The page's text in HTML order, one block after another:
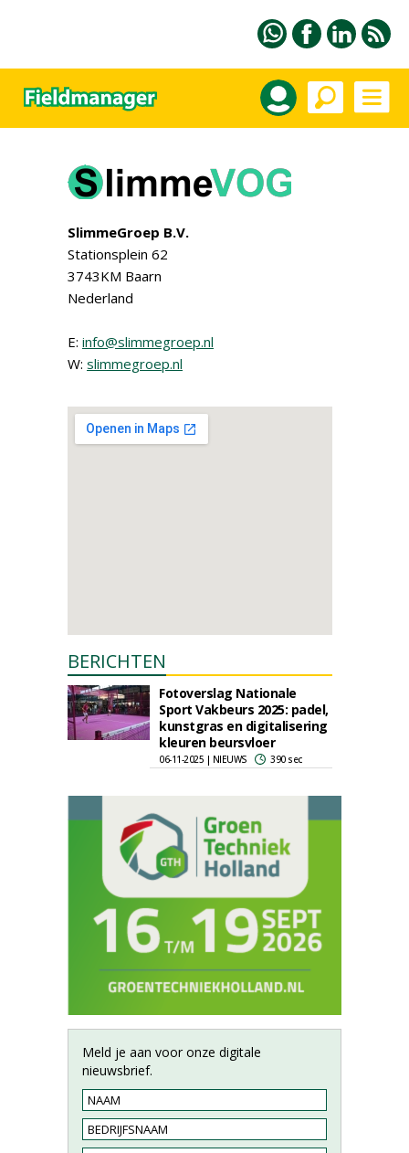
SlimmeGroep B.V.
Stationsplein 62
3743KM Baarn
Nederland
E: info@slimmegroep.nl
W: slimmegroep.nl
BERICHTEN
Fotoverslag Nationale
Sport Vakbeurs 2025: padel,
kunstgras en digitalisering
kleuren beursvloer
06-11-2025 | NIEUWS 390 sec
Meld je aan voor onze digitale
nieuwsbrief.